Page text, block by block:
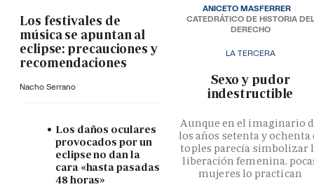
Los festivales de
música se apuntan al
eclipse: precauciones y
recomendaciones
Nacho Serrano
Los daños oculares
provocados por un
eclipse no dan la
cara «hasta pasadas
48 horas»
LA TERCERA
­Sexo y pudor
indestructible
Aunque en el imaginario
los años setenta y ochenta
toples parecía simbolizar
liberación femenina,
mujeres lo practican
ANICETO MASFERRER
CATEDRÁTICO DE HISTORIA DEL
DERECHO